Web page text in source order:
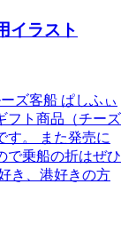
イラスト
ズ客船 ぱしふぃ
フト商品（チーズ
す。 また発売に
で乗船の折はぜひ
き、港好きの方